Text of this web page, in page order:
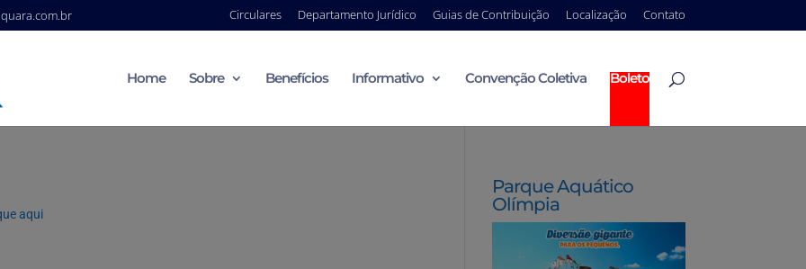
Circulares Departamento Jurídico Guias de Contribuição Localização Contato
Home Sobre Benefícios Informativo Convenção Coletiva Boleto
aqui
Parque Aquático
Olímpia